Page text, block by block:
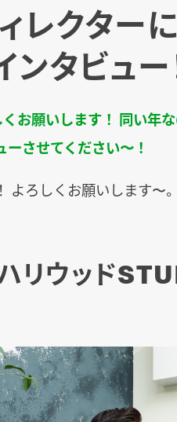
レクター
タビュー
お願いします！ 同い年な
させてください〜！
よろしくお願いします〜。
リウッド